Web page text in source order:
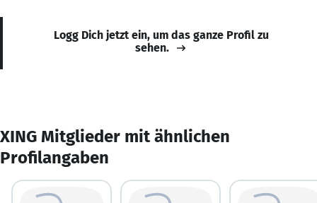
Logg Dich jetzt ein, um das ganze Profil zu
sehen.
XING Mitglieder mit ähnlichen
Profilangaben